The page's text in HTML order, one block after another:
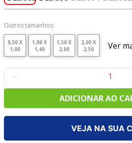
Outros tamanhos:
0,50 X
1,00
1,00 X
1,40
1,50 X
2,00
2,00 X
2,50
Ver
－
ADICIONAR AO
VEJA NA SUA
9º
tecido oxford
10º toalha mesa